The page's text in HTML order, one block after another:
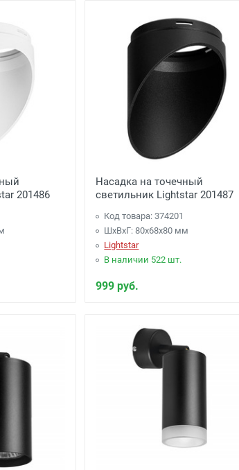
201486
Насадка на точечный
светильник Lightstar 201487
Код товара: 374201
ШхВхГ: 80x68x80 мм
Lightstar
В наличии 522 шт.
999 руб.